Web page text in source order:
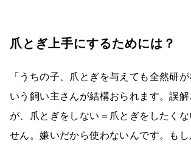
爪とぎ上手にするためには？
「うちの子、爪とぎを与えても全然研
いう飼い主さんが結構おられます。誤
が、爪とぎをしない＝爪とぎをしたくな
せん。嫌いだから使わないんです。も